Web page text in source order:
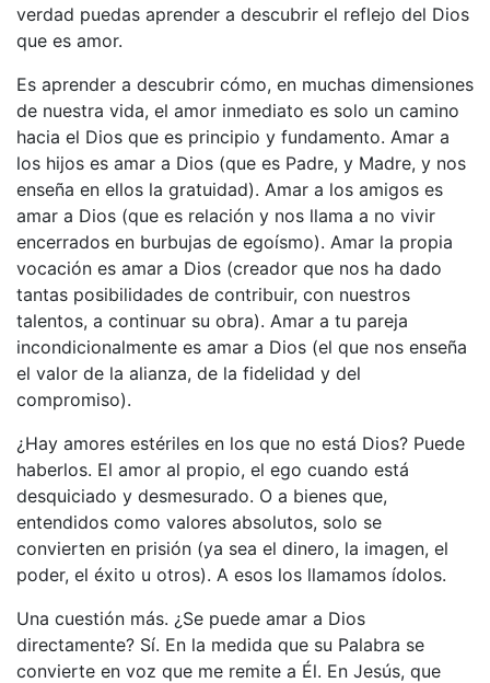
verdad puedas aprender a descubrir el reflejo del Dios
que es amor.
Es aprender a descubrir cómo, en muchas dimensiones
de nuestra vida, el amor inmediato es solo un camino
hacia el Dios que es principio y fundamento. Amar a
los hijos es amar a Dios (que es Padre, y Madre, y nos
enseña en ellos la gratuidad). Amar a los amigos es
amar a Dios (que es relación y nos llama a no vivir
encerrados en burbujas de egoísmo). Amar la propia
vocación es amar a Dios (creador que nos ha dado
tantas posibilidades de contribuir, con nuestros
talentos, a continuar su obra). Amar a tu pareja
incondicionalmente es amar a Dios (el que nos enseña
el valor de la alianza, de la fidelidad y del
compromiso).
¿Hay amores estériles en los que no está Dios? Puede
haberlos. El amor al propio, el ego cuando está
desquiciado y desmesurado. O a bienes que,
entendidos como valores absolutos, solo se
convierten en prisión (ya sea el dinero, la imagen, el
poder, el éxito u otros). A esos los llamamos ídolos.
Una cuestión más. ¿Se puede amar a Dios
directamente? Sí. En la medida que su Palabra se
convierte en voz que me remite a Él. En Jesús, que